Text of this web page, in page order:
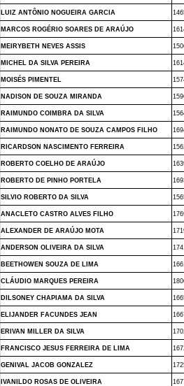
LUIZ ANTÔNIO NOGUEIRA GARCIA
MARCOS ROGÉRIO SOARES DE ARAÚJO
MEIRYBETH NEVES ASSIS
MICHEL DA SILVA PEREIRA
MOISÉS PIMENTEL
NADISON DE SOUZA MIRANDA
RAIMUNDO COIMBRA DA SILVA
RAIMUNDO NONATO DE SOUZA CAMPOS FILHO
RICARDSON NASCIMENTO FERREIRA
ROBERTO COELHO DE ARAÚJO
ROBERTO DE PINHO PORTELA
SILVIO ROBERTO DA SILVA
ANACLETO CASTRO ALVES FILHO
ALEXANDER DE ARAÚJO MOTA
ANDERSON OLIVEIRA DA SILVA
BEETHOWEN SOUZA DE LIMA
CLÁUDIO MARQUES PEREIRA
DILSONEY CHAPIAMA DA SILVA
ELIJANDER FACUNDES JEAN
ERIVAN MILLER DA SILVA
FRANCISCO JESUS FERREIRA DE LIMA
GENIVAL JACOB GONZALEZ
IVANILDO ROSAS DE OLIVEIRA